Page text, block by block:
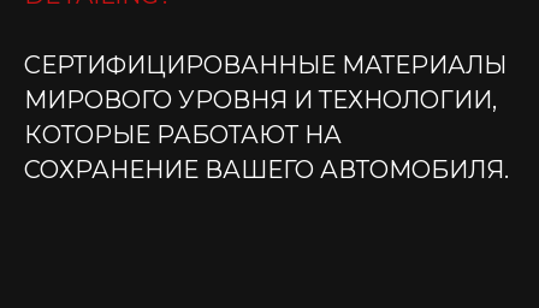
СЕРТИФИЦИРОВАННЫЕ МАТЕРИАЛЫ
МИРОВОГО УРОВНЯ И ТЕХНОЛОГИИ,
КОТОРЫЕ РАБОТАЮТ НА
СОХРАНЕНИЕ ВАШЕГО АВТОМОБИЛЯ.